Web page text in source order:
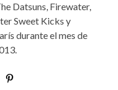
Datsuns, Firewater,
Sweet Kicks y
durante el mes de